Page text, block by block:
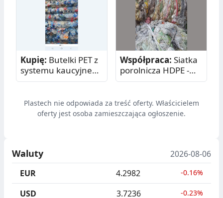
Kupię: Butelki PET z
systemu kaucyjnego
- mix
Współpraca: Siatka
porolnicza HDPE -
odpad tworzyw
paliwa alternatywne
RDF
Plastech nie odpowiada za treść oferty. Właścicielem
oferty jest osoba zamieszczająca ogłoszenie.
Waluty
2026-08-06
EUR
4.2982 -0.16%
USD 3.7236 -0.23%